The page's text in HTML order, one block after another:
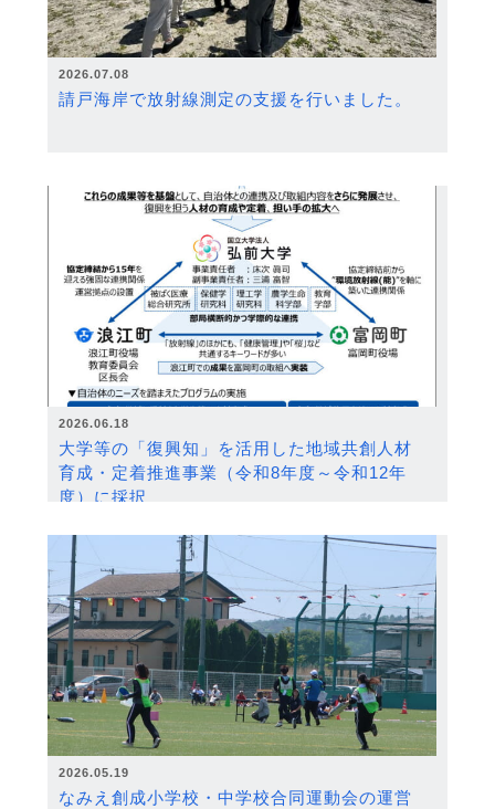
2026.07.08
請戸海岸で放射線測定の支援を行いました。
2026.06.18
大学等の「復興知」を活用した地域共創人材
育成・定着推進事業（令和8年度～令和12年
度）に採択
2026.05.19
なみえ創成小学校・中学校合同運動会の運営